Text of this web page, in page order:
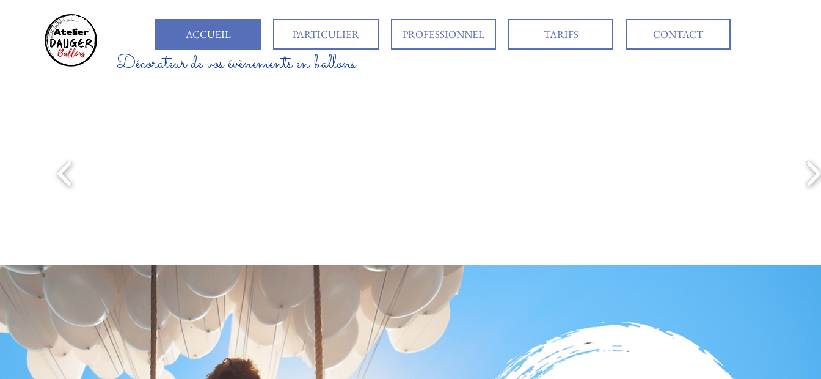
ACCUEIL PARTICULIER PROFESSIONNEL TARIFS CONTACT
Décorateur de vos évènements en ballons